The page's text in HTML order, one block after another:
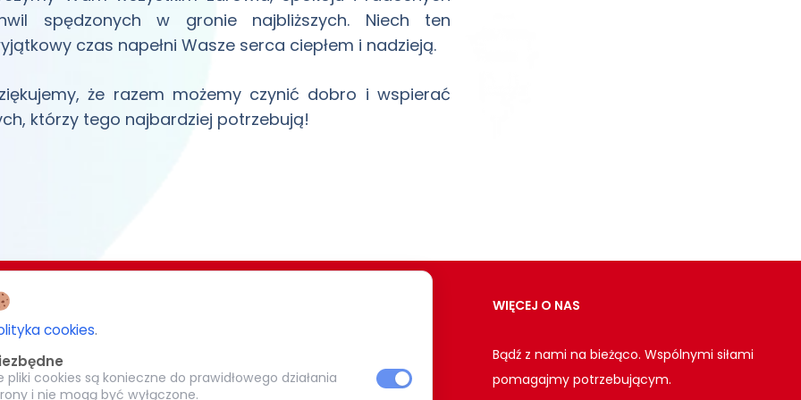
spędzonych w gronie najbliższych. Niech ten
czas napełni Wasze serca ciepłem i nadzieją.
że razem możemy czynić dobro i wspierać
którzy tego najbardziej potrzebują!
BIAŁOSTOCKIEJ
Białystok
KRS: 0000 269 579
WIĘCEJ O NAS
Bądź z nami na bieżąco. Wspólnymi siłami
pomagajmy potrzebującym.
cookies.
pliki cookies są konieczne do prawidłowego działania
i nie mogą być wyłączone.